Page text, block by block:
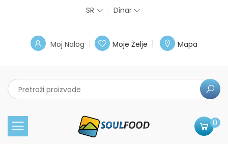
SR Dinar
Moj Nalog Moje Želje Mapa
0